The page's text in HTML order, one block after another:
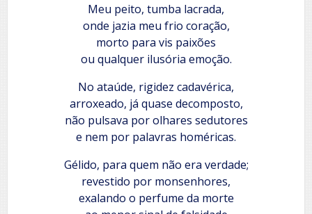
Meu peito, tumba lacrada,
onde jazia meu frio coração,
morto para vis paixões
ou qualquer ilusória emoção.
No ataúde, rigidez cadavérica,
arroxeado, já quase decomposto,
não pulsava por olhares sedutores
e nem por palavras homéricas.
Gélido, para quem não era verdade;
revestido por monsenhores,
exalando o perfume da morte